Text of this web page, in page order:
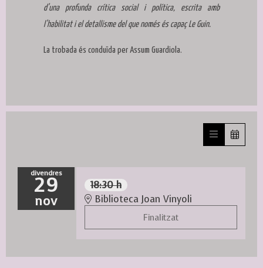
d’una profunda crítica social i política, escrita amb
l’habilitat i el detallisme del que només és capaç Le Guin.
La trobada és conduïda per Assum Guardiola.
divendres
29
nov
18:30 h
Biblioteca Joan Vinyoli
Finalitzat